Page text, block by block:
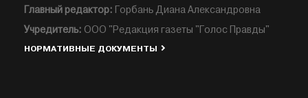
Главный редактор: Горбань Диана Александровна
Учредитель: ООО "Редакция газеты "Голос Правды"
НОРМАТИВНЫЕ ДОКУМЕНТЫ